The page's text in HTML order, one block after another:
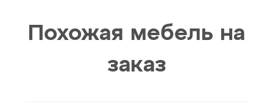
Похожая мебель на
заказ